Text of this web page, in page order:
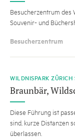
Besucherzentrum des
Souvenir- und
Besucherzentrum
WILDNISPARK ZÜRICH
Braunbär,
Diese Führung ist
sind, kurze Distanzen
überlassen.